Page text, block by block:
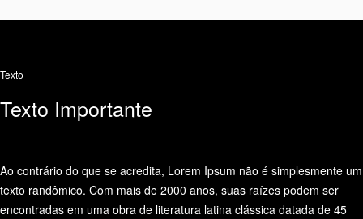
Texto
Texto Importante
Ao contrário do que se acredita, Lorem Ipsum não é simplesmente um
texto randômico. Com mais de 2000 anos, suas raízes podem ser
encontradas em uma obra de literatura latina clássica datada de 45